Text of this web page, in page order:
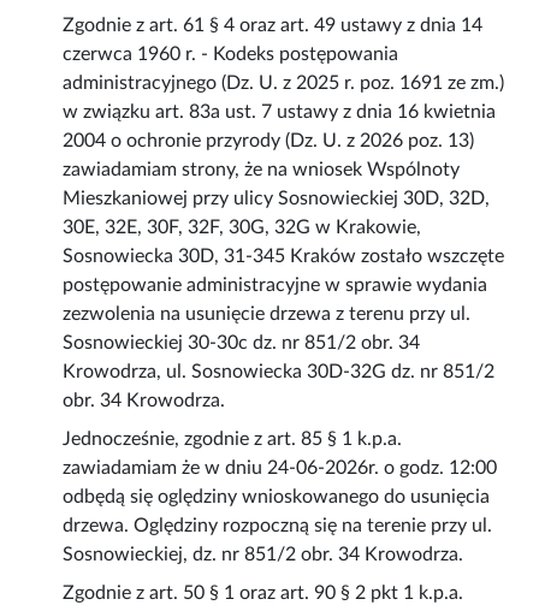
Zgodnie z art. 61 § 4 oraz art. 49 ustawy z dnia 14
czerwca 1960 r. - Kodeks postępowania
administracyjnego (Dz. U. z 2025 r. poz. 1691 ze zm.)
w związku art. 83a ust. 7 ustawy z dnia 16 kwietnia
2004 o ochronie przyrody (Dz. U. z 2026 poz. 13)
zawiadamiam strony, że na wniosek Wspólnoty
Mieszkaniowej przy ulicy Sosnowieckiej 30D, 32D,
30E, 32E, 30F, 32F, 30G, 32G w Krakowie,
Sosnowiecka 30D, 31-345 Kraków zostało wszczęte
postępowanie administracyjne w sprawie wydania
zezwolenia na usunięcie drzewa z terenu przy ul.
Sosnowieckiej 30-30c dz. nr 851/2 obr. 34
Krowodrza, ul. Sosnowiecka 30D-32G dz. nr 851/2
obr. 34 Krowodrza.
Jednocześnie, zgodnie z art. 85 § 1 k.p.a.
zawiadamiam że w dniu 24-06-2026r. o godz. 12:00
odbędą się oględziny wnioskowanego do usunięcia
drzewa. Oględziny rozpoczną się na terenie przy ul.
Sosnowieckiej, dz. nr 851/2 obr. 34 Krowodrza.
Zgodnie z art. 50 § 1 oraz art. 90 § 2 pkt 1 k.p.a.